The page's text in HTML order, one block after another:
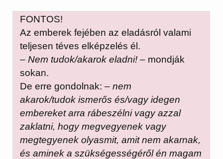
FONTOS!
Az emberek fejében az eladásról valami
teljesen téves elképzelés él.
– Nem tudok/akarok eladni! – mondják
sokan.
De erre gondolnak: – nem
akarok/tudok ismerős és/vagy idegen
embereket arra rábeszélni vagy azzal
zaklatni, hogy megvegyenek vagy
megtegyenek olyasmit, amit nem akarnak,
és aminek a szükségességérőlén magam